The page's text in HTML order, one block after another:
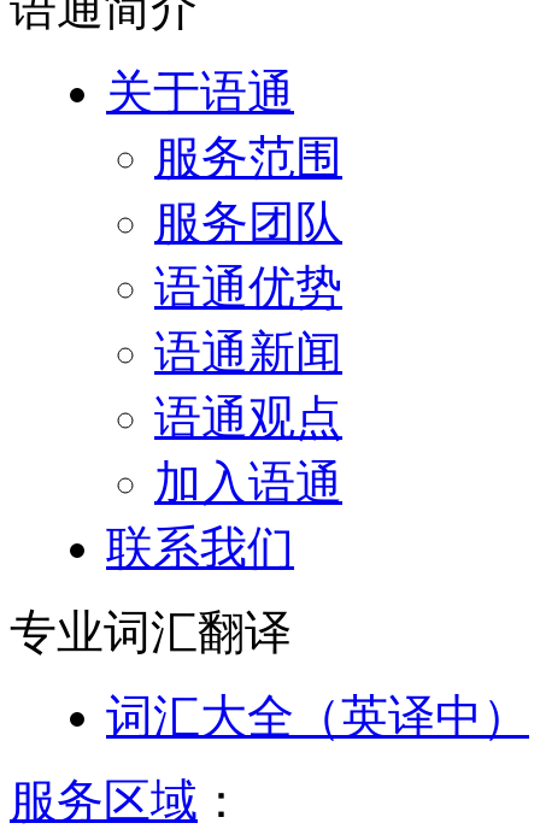
关于语通
服务范围
服务团队
语通优势
语通新闻
语通观点
加入语通
联系我们
专业词汇翻译
词汇大全（英译中）
服务区域 ：